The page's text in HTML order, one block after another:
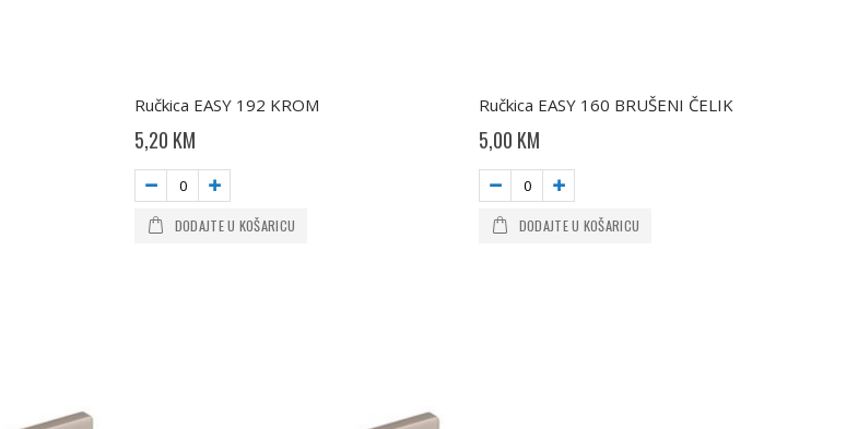
Ručkica EASY 192 KROM
5,20 KM
DODAJTE U KOŠARICU
Ručkica EASY 160 BRUŠENI ČELIK
5,00 KM
DODAJTE U KOŠARICU